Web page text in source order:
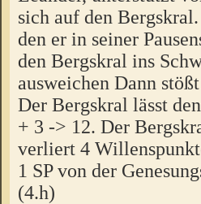
sich auf den
den er in seiner
den Bergskral ins
ausweichen Dann
Der Bergskral lässt
+ 3 -> 12. Der
verliert 4
1 SP von der
(4.h)